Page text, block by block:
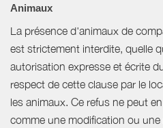
Animaux
La présence d'animaux de
est strictement interdite, quelle
autorisation expresse et écrite
respect de cette clause par le
les animaux. Ce refus ne peut
comme une modification ou